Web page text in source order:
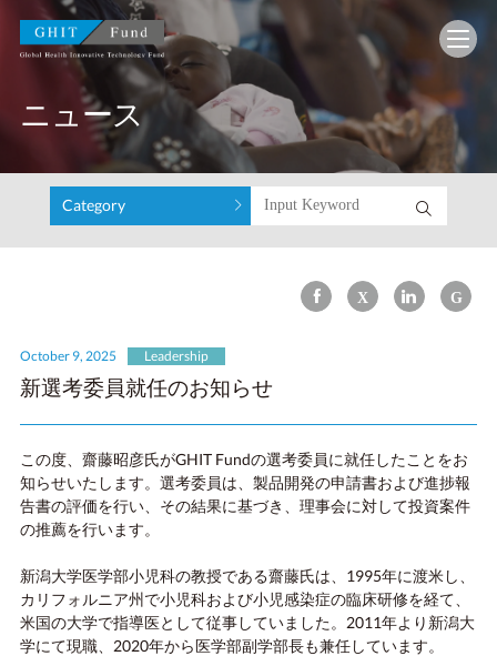
GHIT Fund Global Health Innovative Technology
ニュース
Category
October 9, 2025 Leadership
新選考委員就任のお知らせ
この度、齋藤昭彦氏がGHIT Fundの選考委員に就任したことをお
知らせいたします。選考委員は、製品開発の申請書および進捗報
告書の評価を行い、その結果に基づき、理事会に対して投資案件
の推薦を行います。
新潟大学医学部小児科の教授である齋藤氏は、1995年に渡米し、
カリフォルニア州で小児科および小児感染症の臨床研修を経て、
米国の大学で指導医として従事していました。2011年より新潟大
学にて現職、2020年から医学部副学部長も兼任しています。